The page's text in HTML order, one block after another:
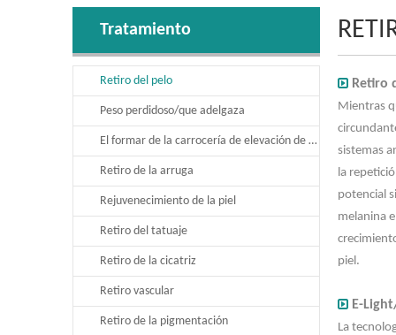
Tratamiento
Retiro del pelo
Peso perdidoso/que adelgaza
El formar de la carrocería de elevación de cara
Retiro de la arruga
Rejuvenecimiento de la piel
Retiro del tatuaje
Retiro de la cicatriz
Retiro vascular
Retiro de la pigmentación
 Retiro
Mientras
sistemas
la
potencial
melanina
piel.
 E-
La